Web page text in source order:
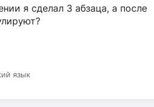
я сделал 3 абзаца, а после
язык